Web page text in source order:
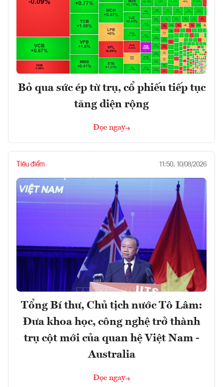
Bỏ qua sức ép từ trụ, cổ phiếu tiếp tục
tăng diện rộng
Đọc ngay
Tiêu điểm 11:50, 10/08/2026
Tổng Bí thư, Chủ tịch nước Tô Lâm:
Đưa khoa học, công nghệ trở thành
trụ cột mới của quan hệ Việt Nam -
Australia
Đọc ngay